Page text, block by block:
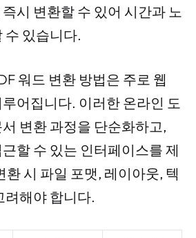
시 변환할 수 있어 시간과 노
수 있습니다.
워드 변환 방법은 주로 웹
어집니다. 이러한 온라인 도
변환 과정을 단순화하고,
할 수 있는 인터페이스를 제
환 시 파일 포맷, 레이아웃, 텍
려해야 합니다.